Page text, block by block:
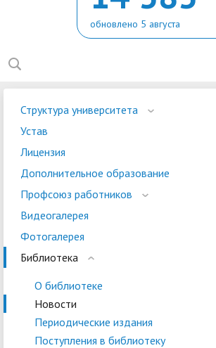
обновлено 5 августа
Структура университета
Устав
Лицензия
Дополнительное образование
Профсоюз работников
Видеогалерея
Фотогалерея
Библиотека
О библиотеке
Новости
Периодические издания
Поступления в библиотеку